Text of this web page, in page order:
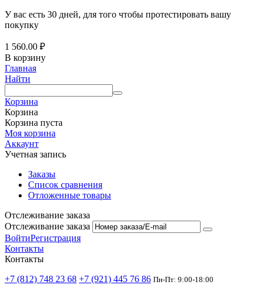
У вас есть 30 дней, для того чтобы протестировать вашу
покупку
1 560.00 ₽
В корзину
Главная
Найти
Корзина
Корзина
Корзина пуста
Моя корзина
Аккаунт
Учетная запись
Заказы
Список сравнения
Отложенные товары
Отслеживание заказа
Отслеживание заказа
ВойтиРегистрация
Контакты
Контакты
+7 (812) 748 23 68 +7 (921) 445 76 86 Пн-Пт: 9:00-18:00